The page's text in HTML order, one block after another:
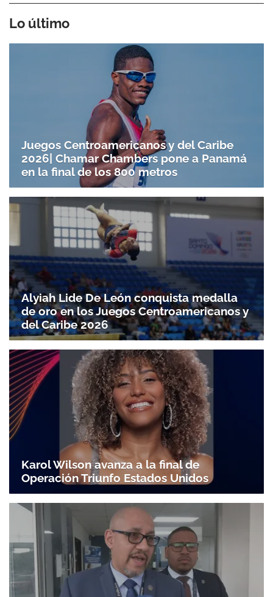
Lo último
Juegos Centroamericanos y del Caribe
2026| Chamar Chambers pone a Panamá
en la final de los 800 metros
Alyiah Lide De León conquista medalla
de oro en los Juegos Centroamericanos y
del Caribe 2026
Karol Wilson avanza a la final de
Operación Triunfo Estados Unidos